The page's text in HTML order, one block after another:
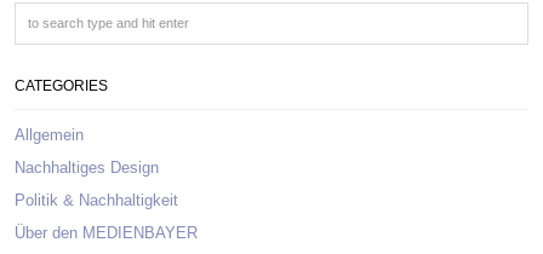
CATEGORIES
Allgemein
Nachhaltiges Design
Politik & Nachhaltigkeit
Über den MEDIENBAYER